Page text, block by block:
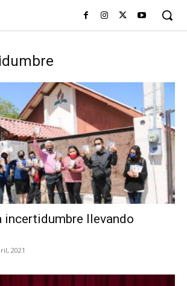
incertidumbre llevando
2021